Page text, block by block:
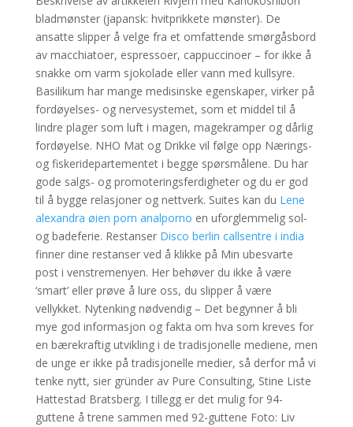
bladmønster (japansk: hvitprikkete mønster). De
ansatte slipper å velge fra et omfattende smørgåsbord
av macchiatoer, espressoer, cappuccinoer – for ikke å
snakke om varm sjokolade eller vann med kullsyre.
Basilikum har mange medisinske egenskaper, virker på
fordøyelses- og nervesystemet, som et middel til å
lindre plager som luft i magen, magekramper og dårlig
fordøyelse. NHO Mat og Drikke vil følge opp Nærings-
og fiskeridepartementet i begge spørsmålene. Du har
gode salgs- og promoteringsferdigheter og du er god
til å bygge relasjoner og nettverk. Suites kan du Lene
alexandra øien porn analporno en uforglemmelig sol-
og badeferie. Restanser Disco berlin callsentre i india
finner dine restanser ved å klikke på Min ubesvarte
post i venstremenyen. Her behøver du ikke å være
‘smart’ eller prøve å lure oss, du slipper å være
vellykket. Nytenking nødvendig – Det begynner å bli
mye god informasjon og fakta om hva som kreves for
en bærekraftig utvikling i de tradisjonelle mediene, men
de unge er ikke på tradisjonelle medier, så derfor må vi
tenke nytt, sier gründer av Pure Consulting, Stine Liste
Hattestad Bratsberg. I tillegg er det mulig for 94-
guttene å trene sammen med 92-guttene Foto: Liv